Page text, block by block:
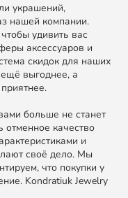
украшений,
нашей компании.
удивить вас
аксессуаров и
скидок для наших
ещё выгоднее, а
больше не станет
отменное качество
и
своё дело. Мы
что покупки у
Kondratiuk Jewelry